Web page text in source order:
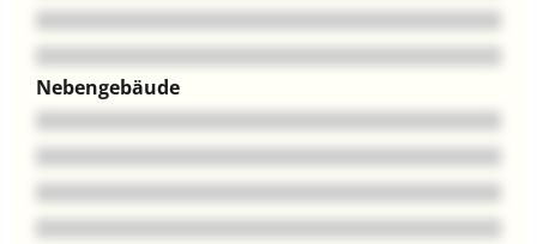
Nebengebäude